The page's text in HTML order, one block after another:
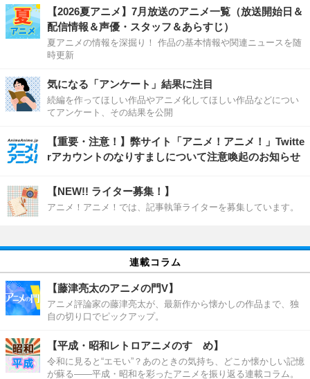
【2026夏アニメ】7月放送のアニメ一覧（放送開始日＆
配信情報＆声優・スタッフ＆あらすじ）
夏アニメの情報を深掘り！ 作品の基本情報や関連ニュースを随
時更新
気になる「アンケート」結果に注目
続編を作ってほしい作品やアニメ化してほしい作品などについ
てアンケート、その結果を公開
【重要・注意！】弊サイト「アニメ！アニメ！」Twitte
rアカウントのなりすましについて注意喚起のお知らせ
【NEW!! ライター募集！】
アニメ！アニメ！では、記事執筆ライターを募集しています。
連載コラム
【藤津亮太のアニメの門V】
アニメ評論家の藤津亮太が、最新作から懐かしの作品まで、独
自の切り口でピックアップ。
【平成・昭和レトロアニメのすゝめ】
令和に見ると“エモい”？あのときの気持ち、どこか懐かしい記憶
が蘇る――平成・昭和を彩ったアニメを振り返る連載コラム。